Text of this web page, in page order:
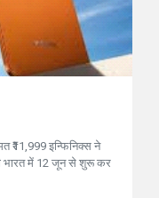
₹11,999 इन्फिनिक्स ने
भारत में 12 जून से शुरू कर